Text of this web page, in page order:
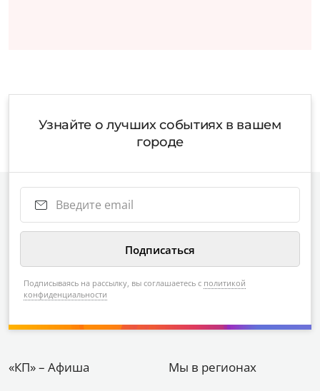
Узнайте о лучших событиях в вашем
городе
Подписываясь на рассылку, вы соглашаетесь с политикой
конфиденциальности
«КП» – Афиша Мы в регионах